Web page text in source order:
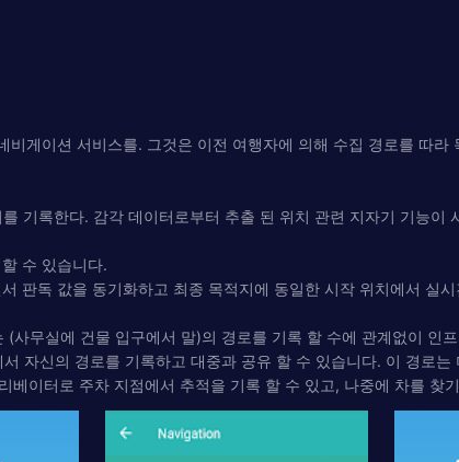
게이션 서비스를. 그것은 이전 여행자에 의해 수집 경로를 따
기록한다. 감각 데이터로부터 추출 된 위치 관련 지자기 기능
수 있습니다.
판독 값을 동기화하고 최종 목적지에 동일한 시작 위치에서 실
무실에 건물 입구에서 말)의 경로를 기록 할 수에 관계없이 인
자신의 경로를 기록하고 대중과 공유 할 수 있습니다. 이 경로
이터로 주차 지점에서 추적을 기록 할 수 있고, 나중에 차를 찾